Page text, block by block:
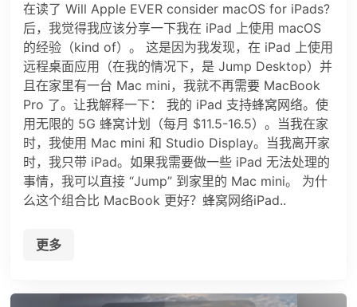
在读了 Will Apple EVER consider macOS for iPads?
后，我觉得我应该分享一下我在 iPad 上使用 macOS
的经验（kind of）。 这是因为我发现，在 iPad 上使用
远程桌面应用（在我的情况下，是 Jump Desktop）并
且在家里有一台 Mac mini，我就不再需要 MacBook
Pro 了。让我解释一下： 我的 iPad 支持蜂窝网络。使
用无限的 5G 蜂窝计划（每月 $11.5-16.5）。当我在家
时，我使用 Mac mini 和 Studio Display。当我离开家
时，我只带 iPad。如果我需要做一些 iPad 无法处理的
事情，我可以直接 “Jump” 到家里的 Mac mini。 为什
么这个组合比 MacBook 更好？蜂窝网络iPad..
更多